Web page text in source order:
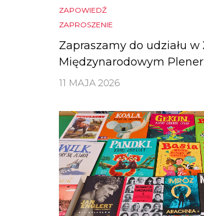
ZAPOWIEDŹ
ZAPROSZENIE
Zapraszamy do udziału w
Międzynarodowym
11 MAJA 2026